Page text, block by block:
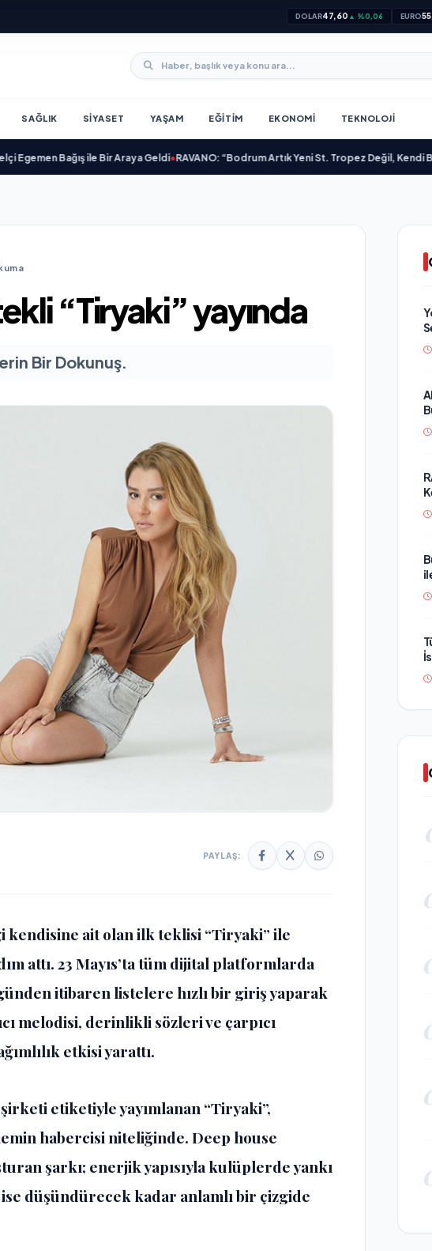
DOLAR47,60 ▲ %0,06 EURO
SAĞLIK SIYASET YAŞAM EĞITIM EKONOMI TEKNOLOJI
Bağış ile Bir Araya Geldi•RAVANO: “Bodrum Artık Yeni St. Tropez Değil, Kendi Başına
“Tiryaki” yayında
Bir Dokunuş.
PAYLAŞ:
kendisine ait olan ilk teklisi “Tiryaki” ile
attı. 23 Mayıs’ta tüm dijital platformlarda
itibaren listelere hızlı bir giriş yaparak
melodisi, derinlikli sözleri ve çarpıcı
etkisi yarattı.
etiketiyle yayımlanan “Tiryaki”,
habercisi niteliğinde. Deep house
şarkı; enerjik yapısıyla kulüplerde yankı
düşündürecek kadar anlamlı bir çizgide